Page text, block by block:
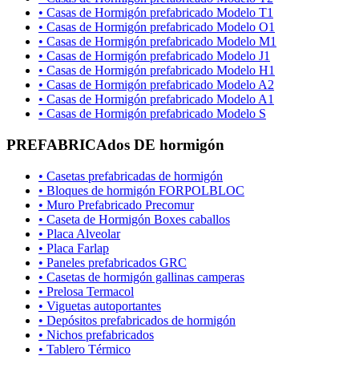
• Casas de Hormigón prefabricado Modelo T1
• Casas de Hormigón prefabricado Modelo O1
• Casas de Hormigón prefabricado Modelo M1
• Casas de Hormigón prefabricado Modelo J1
• Casas de Hormigón prefabricado Modelo H1
• Casas de Hormigón prefabricado Modelo A2
• Casas de Hormigón prefabricado Modelo A1
• Casas de Hormigón prefabricado Modelo S
PREFABRICAdos DE hormigón
• Casetas prefabricadas de hormigón
• Bloques de hormigón FORPOLBLOC
• Muro Prefabricado Precomur
• Caseta de Hormigón Boxes caballos
• Placa Alveolar
• Placa Farlap
• Paneles prefabricados GRC
• Casetas de hormigón gallinas camperas
• Prelosa Termacol
• Viguetas autoportantes
• Depósitos prefabricados de hormigón
• Nichos prefabricados
• Tablero Térmico